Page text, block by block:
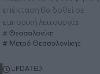
επέκταση θα δοθεί σε
εμπορική λειτουργία
Θεσσαλονίκη
Μετρό Θεσσαλονίκης
UPDATED